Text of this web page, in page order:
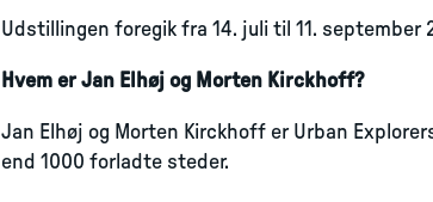
Udstillingen foregik fra 14. juli til 11. september
Hvem er Jan Elhøj og Morten Kirckhoff?
Jan Elhøj og Morten Kirckhoff er Urban
end 1000 forladte steder.